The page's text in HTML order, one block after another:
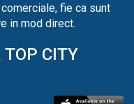
fie ca sunt
in mod direct.
TOP CITY